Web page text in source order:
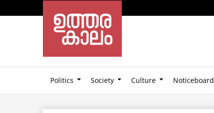
Politics Society Culture Noticeboard